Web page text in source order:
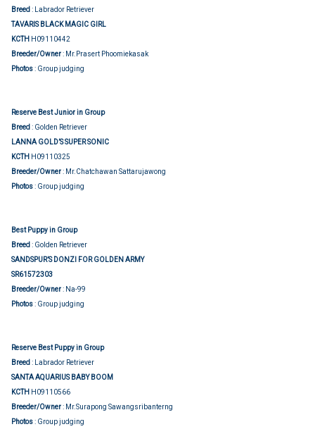
Breed : Labrador Retriever
TAVARIS BLACK MAGIC GIRL
KCTH H09110442
Breeder/Owner: Mr.Prasert Phoomiekasak
Photos: Group judging
Reserve Best Junior in Group
Breed : Golden Retriever
LANNA GOLD’S SUPER SONIC
KCTH H09110325
Breeder/Owner: Mr.Chatchawan Sattarujawong
Photos: Group judging
Best Puppy in Group
Breed : Golden Retriever
SANDSPUR’S DONZI FOR GOLDEN ARMY
SR61572303
Breeder/Owner: Na-99
Photos: Group judging
Reserve Best Puppy in Group
Breed : Labrador Retriever
SANTA AQUARIUS BABY BOOM
KCTH H09110566
Breeder/Owner: Mr.Surapong Sawangsribanterng
Photos: Group judging